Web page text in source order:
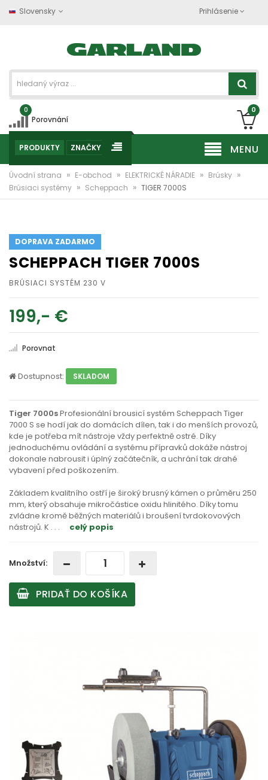
Slovensky Prihlásenie
0
Porovnání
0
MENU
PRODUKTY ZNAČKY
Úvodní strana » E-obchod » ELEKTRICKÉ NÁRADIE » Brúsky »
Brúsiaci systémy » Scheppach » TIGER 7000S
DOPRAVA ZADARMO
SCHEPPACH TIGER 7000S
BRÚSIACI SYSTÉM 230 V
199,- €
Porovnat
Dostupnost: SKLADOM
Tiger 7000sProfesionální brousicí systém Scheppach Tiger
7000 S se hodí jak do domácích dílen, tak i do menších provozů,
kde je potřeba mít nástroje vždy perfektně ostré. Díky
jednoduchému ovládání a systému přípravků dokáže nástroj
dokonale nabrousit i úplný začátečník, a uchrání tak drahé
vybavení před poškozením.
Základem kvalitního ostří je široký brusný kámen o průměru 250
mm, který obsahuje mikročástice oxidu hlinitého. Díky tomu
zvládne kromě běžných materiálů i broušení tvrdokovových
nástrojů. K . . . celý popis
Množství:
PRIDAŤ DO KOŠÍKA